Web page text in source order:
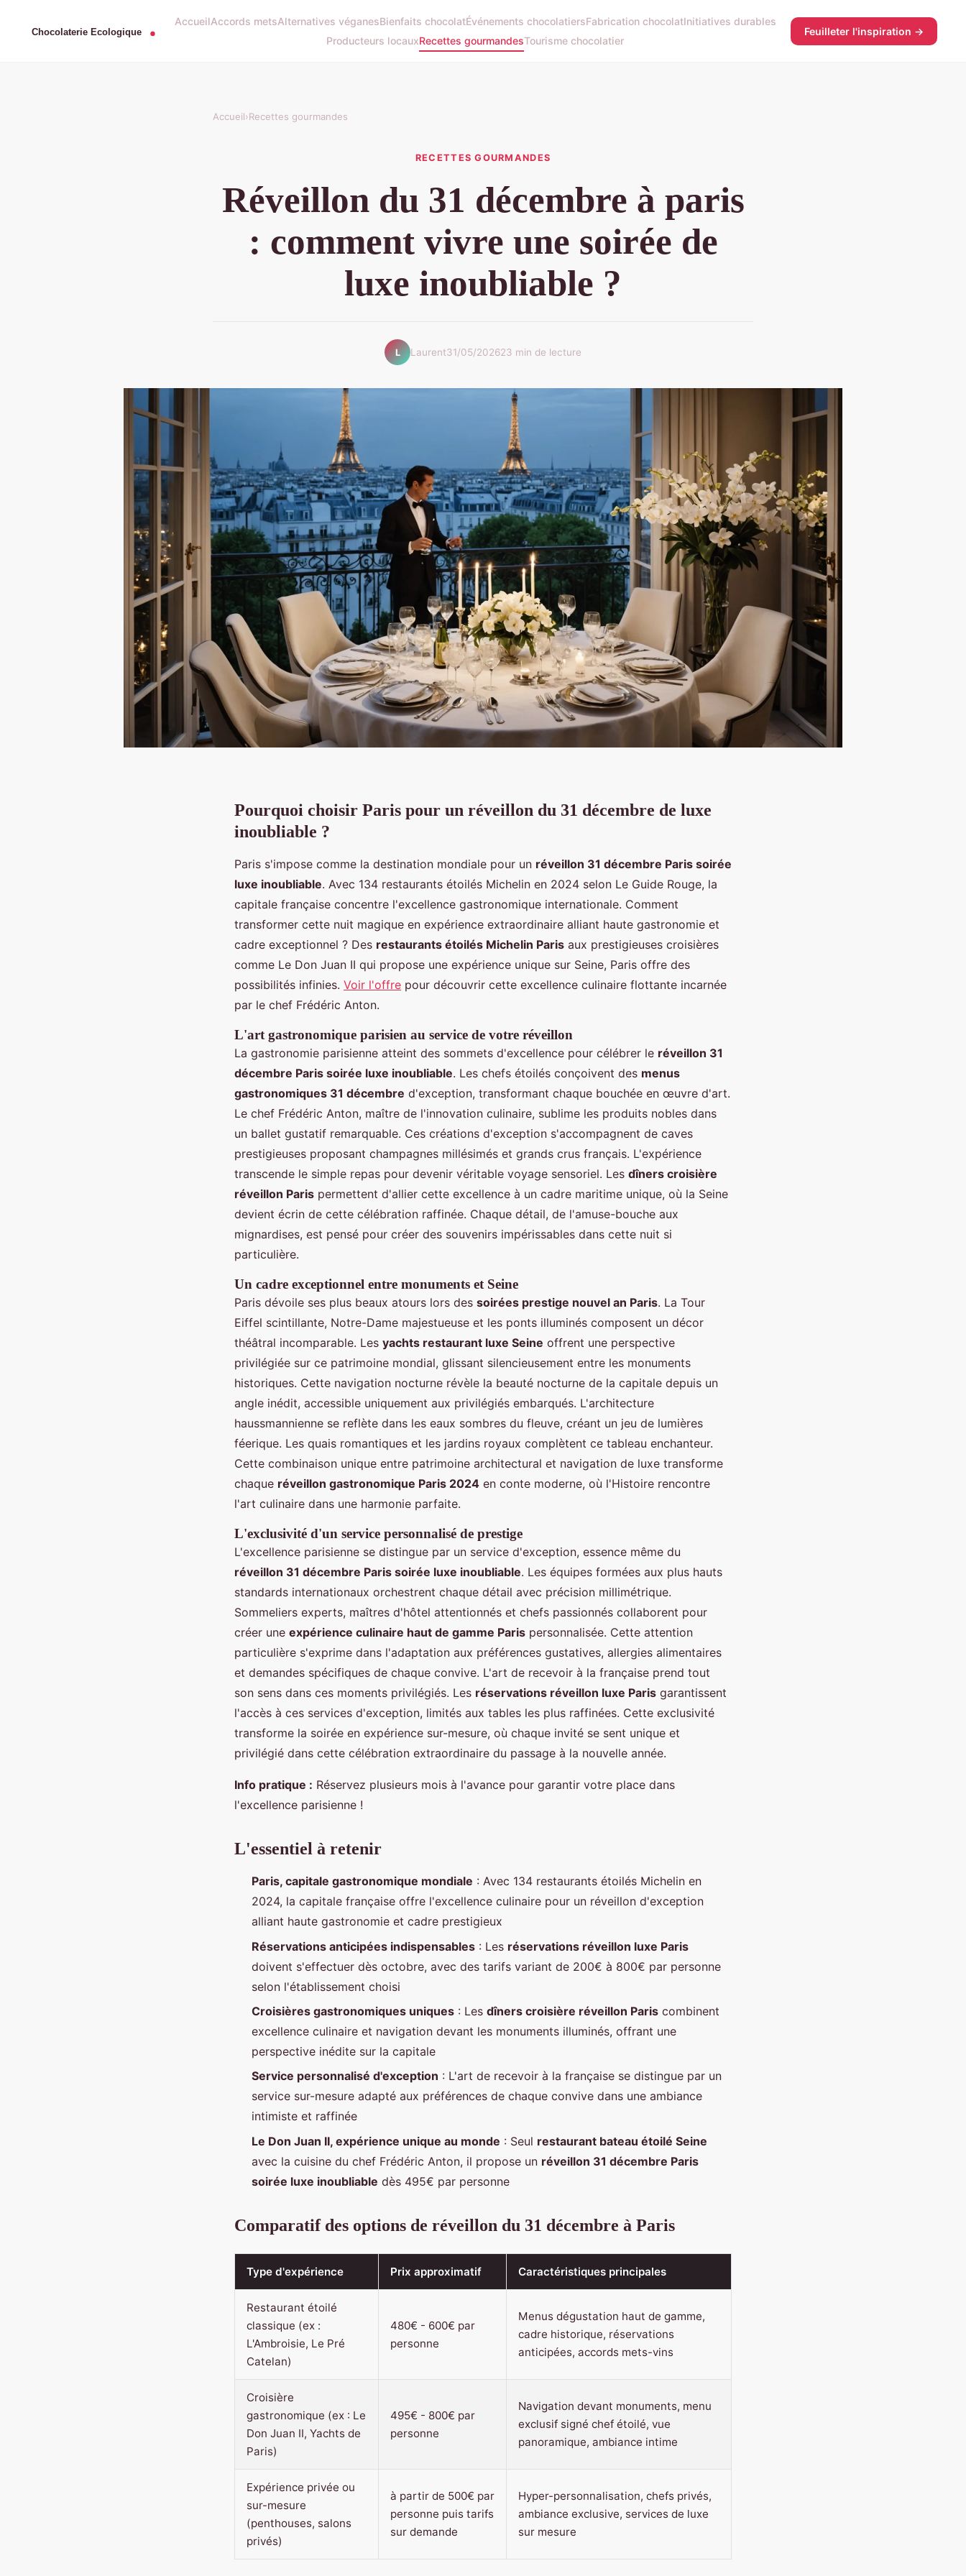
AccueilAccords metsAlternatives véganesBienfaits chocolatÉvénements chocolatiersFabrication chocolatInitiatives durables
Producteurs locauxRecettes gourmandesTourisme chocolatier
Feuilleter l'inspiration →
Accueil›Recettes gourmandes
RECETTES GOURMANDES
Réveillon du 31 décembre à paris
: comment vivre une soirée de
luxe inoubliable ?
L Laurent31/05/202623 min de lecture
Pourquoi choisir Paris pour un réveillon du 31 décembre de luxe
inoubliable ?
Paris s'impose comme la destination mondiale pour un réveillon 31 décembre Paris soirée
luxe inoubliable. Avec 134 restaurants étoilés Michelin en 2024 selon Le Guide Rouge, la
capitale française concentre l'excellence gastronomique internationale. Comment
transformer cette nuit magique en expérience extraordinaire alliant haute gastronomie et
cadre exceptionnel ? Des restaurants étoilés Michelin Paris aux prestigieuses croisières
comme Le Don Juan II qui propose une expérience unique sur Seine, Paris offre des
possibilités infinies. Voir l'offre pour découvrir cette excellence culinaire flottante incarnée
par le chef Frédéric Anton.
L'art gastronomique parisien au service de votre réveillon
La gastronomie parisienne atteint des sommets d'excellence pour célébrer le réveillon 31
décembre Paris soirée luxe inoubliable. Les chefs étoilés conçoivent des menus
gastronomiques 31 décembre d'exception, transformant chaque bouchée en œuvre d'art.
Le chef Frédéric Anton, maître de l'innovation culinaire, sublime les produits nobles dans
un ballet gustatif remarquable. Ces créations d'exception s'accompagnent de caves
prestigieuses proposant champagnes millésimés et grands crus français. L'expérience
transcende le simple repas pour devenir véritable voyage sensoriel. Les dîners croisière
réveillon Paris permettent d'allier cette excellence à un cadre maritime unique, où la Seine
devient écrin de cette célébration raffinée. Chaque détail, de l'amuse-bouche aux
mignardises, est pensé pour créer des souvenirs impérissables dans cette nuit si
particulière.
Un cadre exceptionnel entre monuments et Seine
Paris dévoile ses plus beaux atours lors des soirées prestige nouvel an Paris. La Tour
Eiffel scintillante, Notre-Dame majestueuse et les ponts illuminés composent un décor
théâtral incomparable. Les yachts restaurant luxe Seine offrent une perspective
privilégiée sur ce patrimoine mondial, glissant silencieusement entre les monuments
historiques. Cette navigation nocturne révèle la beauté nocturne de la capitale depuis un
angle inédit, accessible uniquement aux privilégiés embarqués. L'architecture
haussmannienne se reflète dans les eaux sombres du fleuve, créant un jeu de lumières
féerique. Les quais romantiques et les jardins royaux complètent ce tableau enchanteur.
Cette combinaison unique entre patrimoine architectural et navigation de luxe transforme
chaque réveillon gastronomique Paris 2024 en conte moderne, où l'Histoire rencontre
l'art culinaire dans une harmonie parfaite.
L'exclusivité d'un service personnalisé de prestige
L'excellence parisienne se distingue par un service d'exception, essence même du
réveillon 31 décembre Paris soirée luxe inoubliable. Les équipes formées aux plus hauts
standards internationaux orchestrent chaque détail avec précision millimétrique.
Sommeliers experts, maîtres d'hôtel attentionnés et chefs passionnés collaborent pour
créer une expérience culinaire haut de gamme Paris personnalisée. Cette attention
particulière s'exprime dans l'adaptation aux préférences gustatives, allergies alimentaires
et demandes spécifiques de chaque convive. L'art de recevoir à la française prend tout
son sens dans ces moments privilégiés. Les réservations réveillon luxe Paris garantissent
l'accès à ces services d'exception, limités aux tables les plus raffinées. Cette exclusivité
transforme la soirée en expérience sur-mesure, où chaque invité se sent unique et
privilégié dans cette célébration extraordinaire du passage à la nouvelle année.
Info pratique : Réservez plusieurs mois à l'avance pour garantir votre place dans
l'excellence parisienne !
L'essentiel à retenir
Paris, capitale gastronomique mondiale : Avec 134 restaurants étoilés Michelin en
2024, la capitale française offre l'excellence culinaire pour un réveillon d'exception
alliant haute gastronomie et cadre prestigieux
Réservations anticipées indispensables : Les réservations réveillon luxe Paris
doivent s'effectuer dès octobre, avec des tarifs variant de 200€ à 800€ par personne
selon l'établissement choisi
Croisières gastronomiques uniques : Les dîners croisière réveillon Paris combinent
excellence culinaire et navigation devant les monuments illuminés, offrant une
perspective inédite sur la capitale
Service personnalisé d'exception : L'art de recevoir à la française se distingue par un
service sur-mesure adapté aux préférences de chaque convive dans une ambiance
intimiste et raffinée
Le Don Juan II, expérience unique au monde : Seul restaurant bateau étoilé Seine
avec la cuisine du chef Frédéric Anton, il propose un réveillon 31 décembre Paris
soirée luxe inoubliable dès 495€ par personne
Comparatif des options de réveillon du 31 décembre à Paris
Type d'expérience Prix approximatif Caractéristiques principales
Restaurant étoilé
classique (ex :
L'Ambroisie, Le Pré
Catelan)
480€ - 600€ par
personne
Menus dégustation haut de gamme,
cadre historique, réservations
anticipées, accords mets-vins
Croisière
gastronomique (ex : Le
Don Juan II, Yachts de
Paris)
495€ - 800€ par
personne
Navigation devant monuments, menu
exclusif signé chef étoilé, vue
panoramique, ambiance intime
Expérience privée ou
sur-mesure
(penthouses, salons
privés)
à partir de 500€ par
personne puis tarifs
sur demande
Hyper-personnalisation, chefs privés,
ambiance exclusive, services de luxe
sur mesure